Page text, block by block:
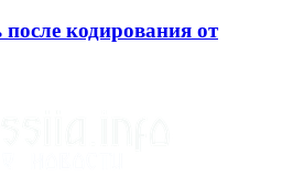
кодирования от